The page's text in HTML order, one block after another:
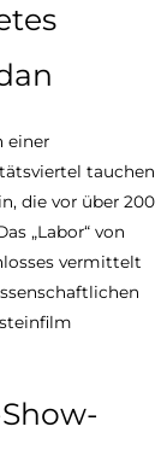
einer
tauchen
die vor über 200
„Labor“ von
vermittelt